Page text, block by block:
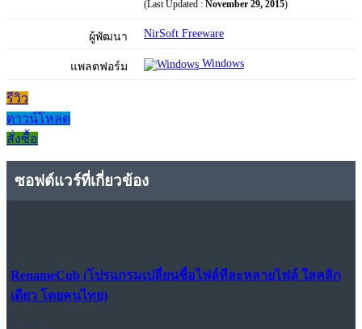
(Last Updated : November 29, 2015)
ผู้พัฒนา NirSoft Freeware
แพลตฟอร์ม Windows
รีวิว
ดาวน์โหลด
สั่งซื้อ
ซอฟต์แวร์ที่เกี่ยวข้อง
RenameCub (โปรแกรมเปลี่ยนชื่อไฟล์ทีละหลายไฟล์ ใสคลิก
เดียว โดยคนไทย)